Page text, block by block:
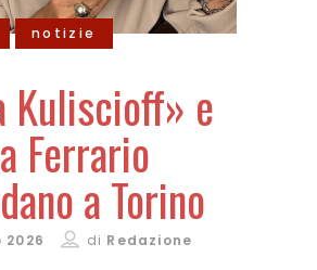
notizie
Kuliscioff» e
Ferrario
a Torino
2026 di Redazione